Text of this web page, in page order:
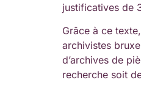
justificatives de
Grâce à ce
archivistes
d’archives de
recherche soit